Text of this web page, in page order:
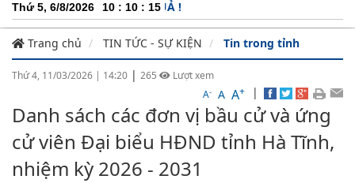
Thứ 5, 6/8/2026 10 : 10 : 15
Trang chủ TIN TỨC - SỰ KIỆN Tin trong tỉnh
Thứ 4, 11/03/2026 | 14:20 | 265
Lượt xem
A- A A+ |
Danh sách các đơn vị bầu cử và ứng
cử viên Đại biểu HĐND tỉnh Hà Tĩnh,
nhiệm kỳ 2026 - 2031